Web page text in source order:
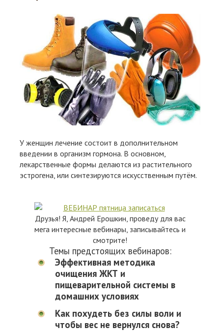
У женщин лечение состоит в дополнительном
введении в организм гормона. В основном,
лекарственные формы делаются из растительного
эстрогена, или синтезируются искусственным путём.
Друзья! Я, Андрей Ерошкин, проведу для вас
мега интересные вебинары, записывайтесь и
смотрите!
Темы предстоящих вебинаров:
Эффективная методика
очищения ЖКТ и
пищеварительной системы в
домашних условиях
Как похудеть без силы воли и
чтобы вес не вернулся снова?